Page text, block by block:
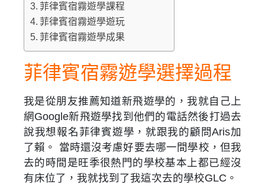
菲律賓宿霧遊學課程
菲律賓宿霧遊學遊玩
菲律賓宿霧遊學成果
菲律賓宿霧遊學選擇過程
我是從朋友推薦知道新飛遊學的，我就自己上
網Google新飛遊學找到他們的電話然後打過去
說我想報名菲律賓遊學，就跟我的顧問Aris加
了賴。 當時還沒考慮好要去哪一間學校，但我
去的時間是旺季很熱門的學校基本上都已經沒
有床位了，我就找到了我這次去的學校GLC。